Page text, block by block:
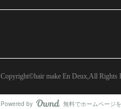
Copyright©︎hair make En Deux,All Rights
Powered by 無料でホームページ